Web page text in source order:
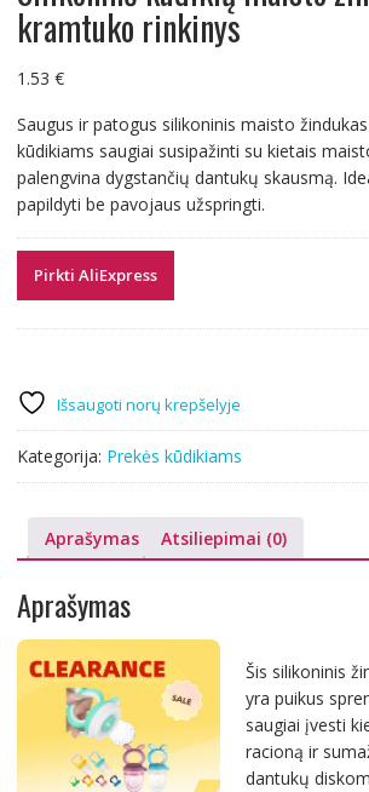
kramtuko rinkinys
1.53 €
Saugus ir patogus silikoninis maisto
kūdikiams saugiai susipažinti su kietais
palengvina dygstančių dantukų skausmą.
papildyti be pavojaus užspringti.
Pirkti AliExpress
Išsaugoti norų krepšelyje
Kategorija: Prekės kūdikiams
Aprašymas Atsiliepimai (0)
Aprašymas
Šis silikoninis
yra puikus
saugiai įvesti
racioną ir
dantukų